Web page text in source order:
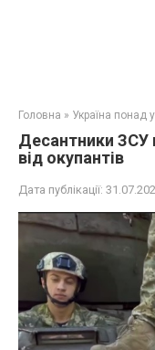
Головна » Україна понад
Десантники ЗСУ
від окупантів
Дата публікації: